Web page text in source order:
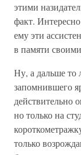
этими
факт.
ему эти
в памяти
Ну, а дальше то
запомнившего
действительно
но только на
только